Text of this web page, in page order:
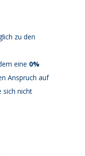
zu den
eine 0%
Anspruch auf
sich nicht